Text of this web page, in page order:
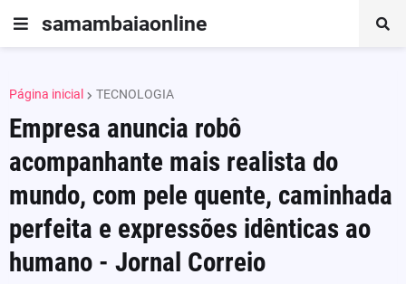
samambaiaonline
Página inicial TECNOLOGIA
Empresa anuncia robô
acompanhante mais realista do
mundo, com pele quente, caminhada
perfeita e expressões idênticas ao
humano - Jornal Correio